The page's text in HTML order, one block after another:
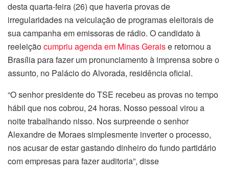
desta quarta-feira (26) que haveria provas de
irregularidades na veiculação de programas eleitorais de
sua campanha em emissoras de rádio. O candidato à
reeleiçãocumpriu agenda em Minas Geraise retornou a
Brasília para fazer um pronunciamento à imprensa sobre o
assunto, no Palácio do Alvorada, residência oficial.
“O senhor presidente do TSE recebeu as provas no tempo
hábil que nos cobrou, 24 horas. Nosso pessoal virou a
noite trabalhando nisso. Nos surpreende o senhor
Alexandre de Moraes simplesmente inverter o processo,
nos acusar de estar gastando dinheiro do fundo partidário
com empresas para fazer auditoria”, disse